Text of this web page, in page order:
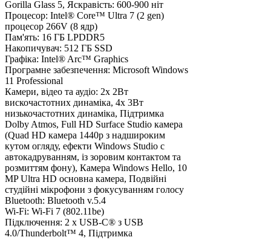
Gorilla Glass 5, Яскравість: 600-900 ніт
Процесор: Intel® Core™ Ultra 7 (2 gen)
процесор 266V (8 ядр)
Пам'ять: 16 ГБ LPDDR5
Накопичувач: 512 ГБ SSD
Графіка: Intel® Arc™ Graphics
Програмне забезпечення: Microsoft Windows
11 Professional
Камери, відео та аудіо: 2х 2Вт
вискочастотних динаміка, 4х 3Вт
низькочастотних динаміка, Підтримка
Dolby Atmos, Full HD Surface Studio камера
(Quad HD камера 1440p з надшироким
кутом огляду, ефекти Windows Studio c
автокадруванням, із зоровим контактом та
розмиттям фону), Камера Windows Hello, 10
MP Ultra HD основна камера, Подвійні
студійні мікрофони з фокусуванням голосу
Bluetooth: Bluetooth v.5.4
Wi-Fi: Wi-Fi 7 (802.11be)
Підключення: 2 x USB-C® з USB
4.0/Thunderbolt™ 4, Підтримка